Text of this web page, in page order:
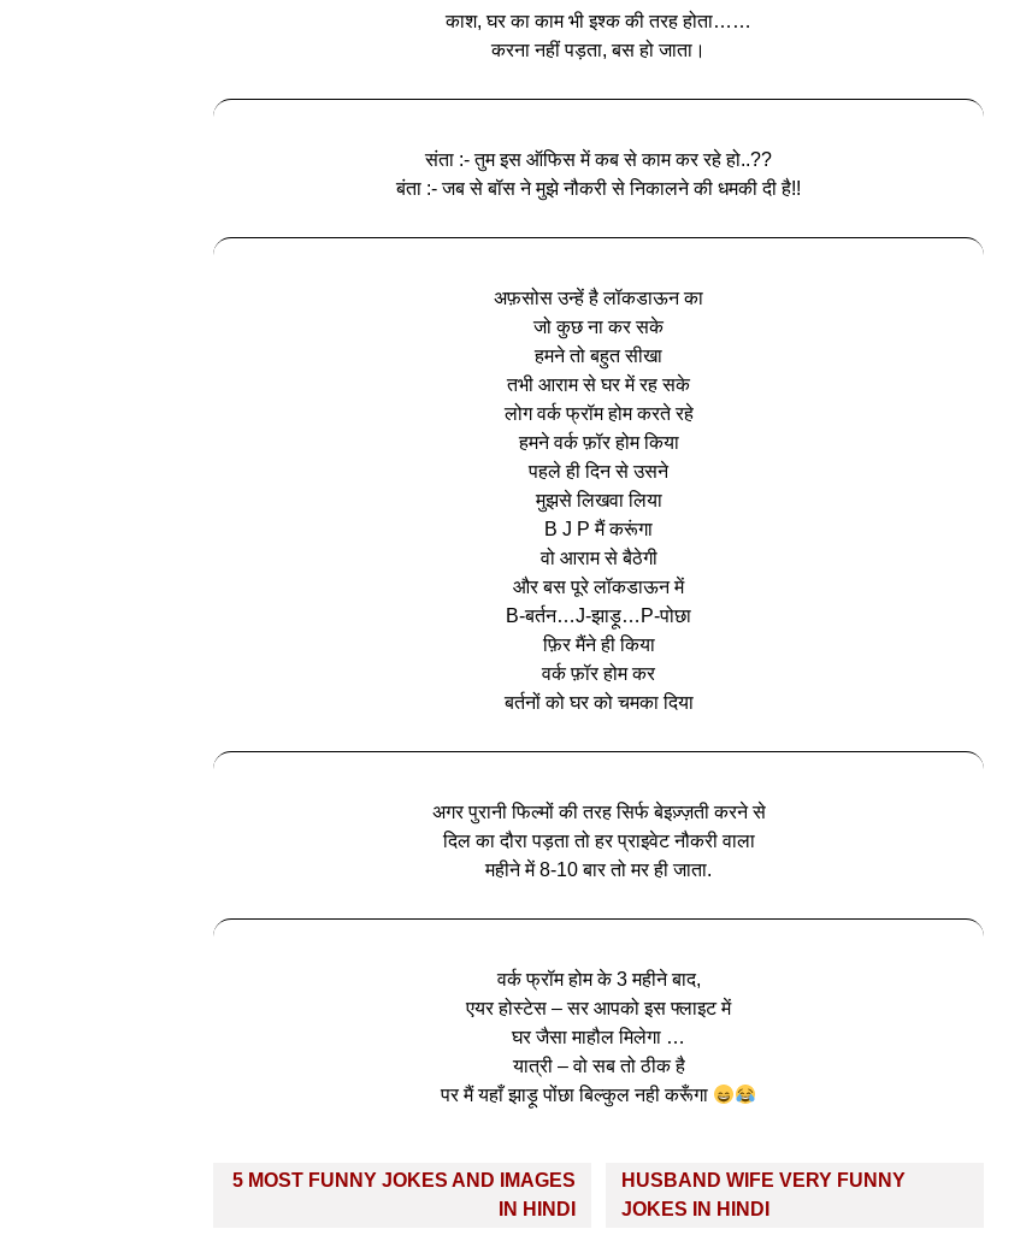
काश, घर का काम भी इश्क की तरह होता……
करना नहीं पड़ता, बस हो जाता।
संता :- तुम इस ऑफिस में कब से काम कर रहे हो..??
बंता :- जब से बॉस ने मुझे नौकरी से निकालने की धमकी दी है!!
अफ़सोस उन्हें है लॉकडाऊन का
जो कुछ ना कर सके
हमने तो बहुत सीखा
तभी आराम से घर में रह सके
लोग वर्क फ्रॉम होम करते रहे
हमने वर्क फ़ॉर होम किया
पहले ही दिन से उसने
मुझसे लिखवा लिया
B J P मैं करूंगा
वो आराम से बैठेगी
और बस पूरे लॉकडाऊन में
B-बर्तन…J-झाड़ू…P-पोछा
फ़िर मैंने ही किया
वर्क फ़ॉर होम कर
बर्तनों को घर को चमका दिया
अगर पुरानी फिल्मों की तरह सिर्फ बेइज़्ज़ती करने से
दिल का दौरा पड़ता तो हर प्राइवेट नौकरी वाला
महीने में 8-10 बार तो मर ही जाता.
वर्क फ्रॉम होम के 3 महीने बाद,
एयर होस्टेस – सर आपको इस फ्लाइट में
घर जैसा माहौल मिलेगा …
यात्री – वो सब तो ठीक है
पर मैं यहाँ झाड़ू पोंछा बिल्कुल नही करूँगा
Post
5 MOST FUNNY JOKES AND IMAGES
IN HINDI
HUSBAND WIFE VERY FUNNY
JOKES IN HINDI